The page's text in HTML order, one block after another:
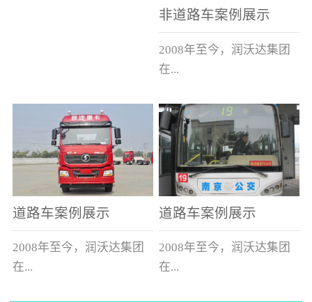
非道路车案例展示
2008年至今，润沃达集团
在...
中国累计升级改造非道路
运输车辆10000余辆，涵盖
了所有非道路车辆类型。
道路车案例展示
2008年至今，润沃达集团
在...
道路车案例展示
2008年至今，润沃达集团
在...